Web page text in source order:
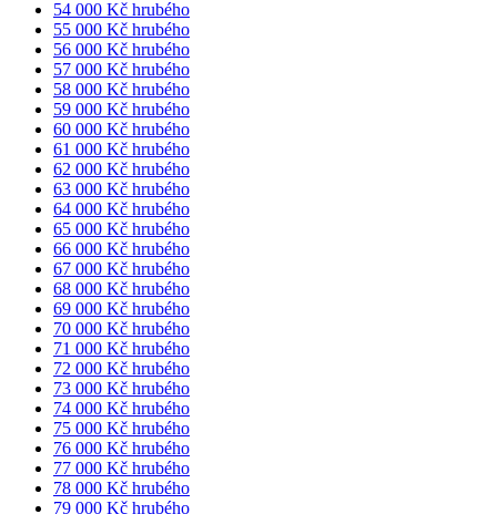
54 000 Kč hrubého
55 000 Kč hrubého
56 000 Kč hrubého
57 000 Kč hrubého
58 000 Kč hrubého
59 000 Kč hrubého
60 000 Kč hrubého
61 000 Kč hrubého
62 000 Kč hrubého
63 000 Kč hrubého
64 000 Kč hrubého
65 000 Kč hrubého
66 000 Kč hrubého
67 000 Kč hrubého
68 000 Kč hrubého
69 000 Kč hrubého
70 000 Kč hrubého
71 000 Kč hrubého
72 000 Kč hrubého
73 000 Kč hrubého
74 000 Kč hrubého
75 000 Kč hrubého
76 000 Kč hrubého
77 000 Kč hrubého
78 000 Kč hrubého
79 000 Kč hrubého